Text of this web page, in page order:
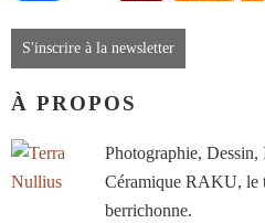
S'inscrire à la newsletter
À PROPOS
Photographie,
Céramique RAKU, le
berrichonne.